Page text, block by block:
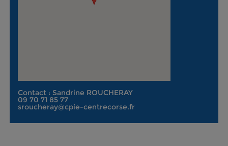
Contact : Sandrine ROUCHERAY
09 70 71 85 77
sroucheray@cpie-centrecorse.fr